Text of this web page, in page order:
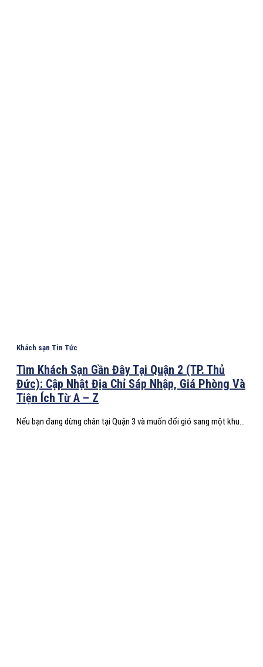
Khách sạn Tin Tức
Tìm Khách Sạn Gần Đây Tại Quận 2 (TP. Thủ
Đức): Cập Nhật Địa Chỉ Sáp Nhập, Giá Phòng Và
Tiện Ích Từ A – Z
Nếu bạn đang dừng chân tại Quận 3 và muốn đổi gió sang một khu...